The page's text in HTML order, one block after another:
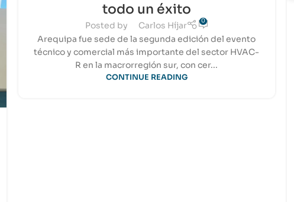
todo un éxito
Posted by Carlos Híjar 0
Arequipa fue sede de la segunda edición del evento
técnico y comercial más importante del sector HVAC-
R en la macrorregión sur, con cer...
CONTINUE READING